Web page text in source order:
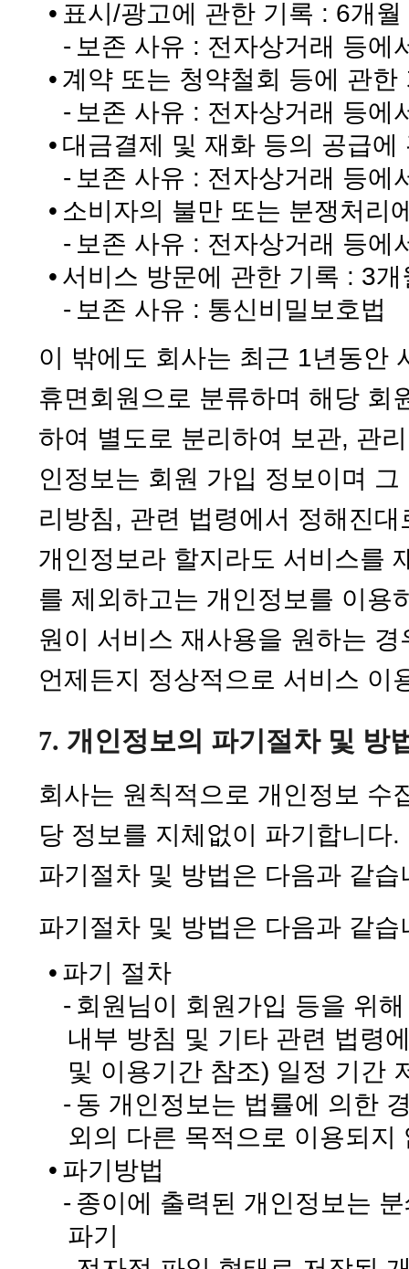
• 표시/광고에 관한 기록 : 6개월
- 보존 사유 : 전자상거래 등에
• 계약 또는 청약철회 등에 관한
- 보존 사유 : 전자상거래 등에
• 대금결제 및 재화 등의 공급에
- 보존 사유 : 전자상거래 등에
• 소비자의 불만 또는 분쟁처리
- 보존 사유 : 전자상거래 등에
• 서비스 방문에 관한 기록 : 3개
- 보존 사유 : 통신비밀보호법
이 밖에도 회사는 최근 1년동안
휴면회원으로 분류하며 해당 회
하여 별도로 분리하여 보관, 관
인정보는 회원 가입 정보이며
리방침, 관련 법령에서 정해진
개인정보라 할지라도 서비스를
를 제외하고는 개인정보를 이용
원이 서비스 재사용을 원하는
언제든지 정상적으로 서비스 이
7. 개인정보의 파기절차 및 방
회사는 원칙적으로 개인정보 수
당 정보를 지체없이 파기합니다.
파기절차 및 방법은 다음과 같습
파기절차 및 방법은 다음과 같습
• 파기 절차
- 회원님이 회원가입 등을 위
내부 방침 및 기타 관련 법령
및 이용기간 참조) 일정 기간
- 동 개인정보는 법률에 의한
외의 다른 목적으로 이용되지
• 파기방법
- 종이에 출력된 개인정보는
파기